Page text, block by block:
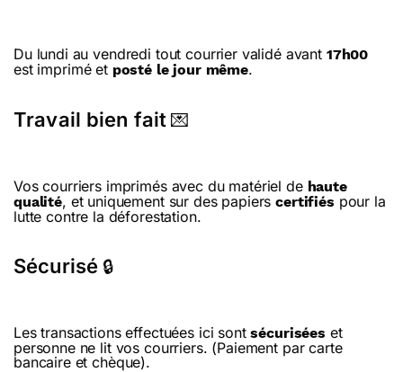
Du lundi au vendredi tout courrier validé avant 17h00
est imprimé et posté le jour même.
Travail bien fait 💌
Vos courriers imprimés avec du matériel de haute
qualité, et uniquement sur des papierscertifiés pour la
lutte contre la déforestation.
Sécurisé 🔒
Les transactions effectuées ici sontsécurisées et
personne ne lit vos courriers. (Paiement par carte
bancaire et chèque).